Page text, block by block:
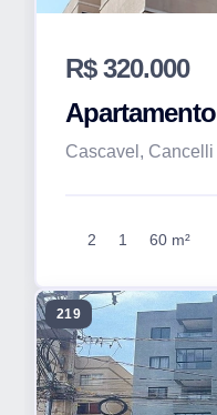
R$ 320.000
Apartamento
Cascavel, Cancelli
2 1 60 m²
219